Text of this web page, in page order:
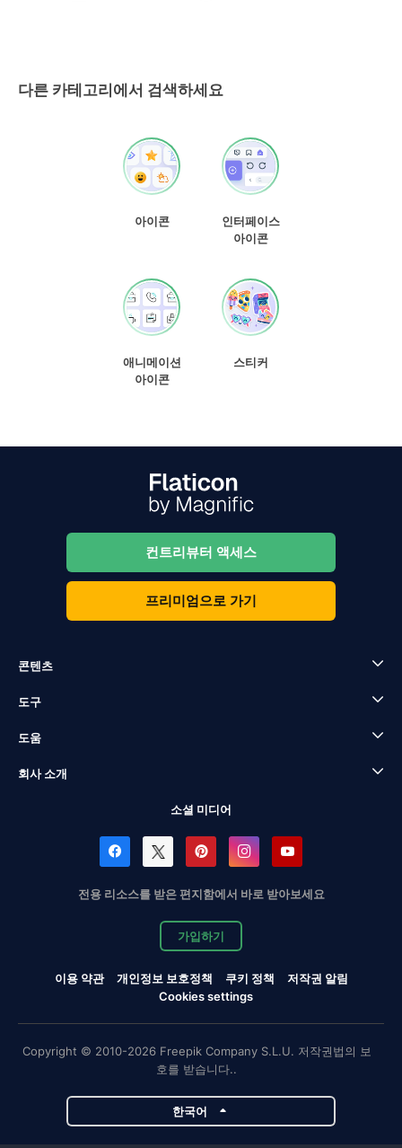
다른 카테고리에서 검색하세요
아이콘
인터페이스
아이콘
애니메이션
아이콘
스티커
컨트리뷰터 액세스
프리미엄으로 가기
콘텐츠
도구
도움
회사 소개
소셜 미디어
전용 리소스를 받은 편지함에서 바로 받아보세요
가입하기
이용 약관 개인정보 보호정책 쿠키 정책
저작권 알림
Cookies settings
Copyright © 2010-2026 Freepik Company S.L.U. 저작권법의 보
호를 받습니다..
한국어